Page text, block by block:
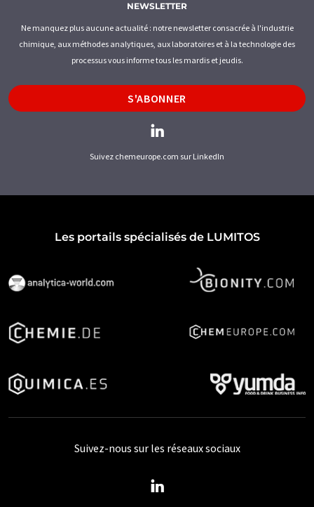
NEWSLETTER
Ne manquez plus aucune actualité : notre newsletter consacrée à l'industrie
chimique, aux méthodes analytiques, aux laboratoires et à la technologie des
processus vous informe tous les mardis et jeudis.
S'ABONNER
Suivez chemeurope.com sur LinkedIn
Les portails spécialisés de LUMITOS
Suivez-nous sur les réseaux sociaux